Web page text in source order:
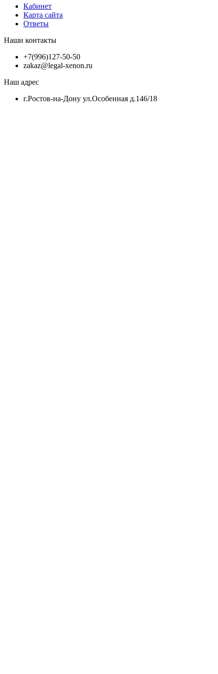
Кабинет
Карта сайта
Ответы
Наши контакты
+7(996)127-50-50
zakaz@legal-xenon.ru
Наш адрес
г.Ростов-на-Дону ул.Особенная д.146/18